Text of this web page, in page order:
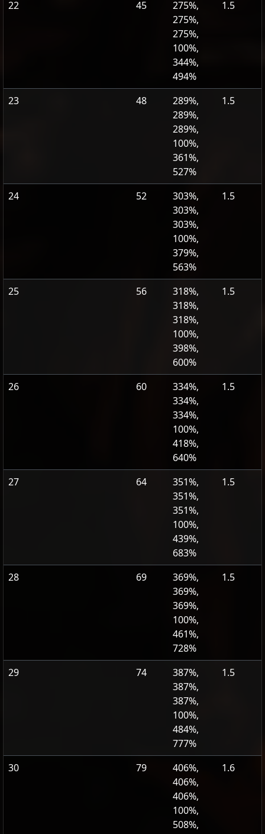
22 45
275%,
275%,
275%,
100%,
344%,
494%
1.5
23 48
289%,
289%,
289%,
100%,
361%,
527%
1.5
24 52
303%,
303%,
303%,
100%,
379%,
563%
1.5
25 56
318%,
318%,
318%,
100%,
398%,
600%
1.5
26 60
334%,
334%,
334%,
100%,
418%,
640%
1.5
27 64
351%,
351%,
351%,
100%,
439%,
683%
1.5
28 69
369%,
369%,
369%,
100%,
461%,
728%
1.5
29 74
387%,
387%,
387%,
100%,
484%,
777%
1.5
30 79
406%,
406%,
406%,
100%,
508%,
1.6